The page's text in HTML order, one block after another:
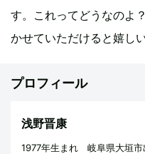
す。これってどうなのよ
かせていただけると嬉しい
プロフィール
浅野晋康
1977年生まれ 岐阜県大垣市